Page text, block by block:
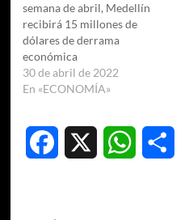
semana de abril, Medellín
recibirá 15 millones de
dólares de derrama
económica
30 de abril de 2022
En «ECONOMÍA»
Facebook WhatsApp